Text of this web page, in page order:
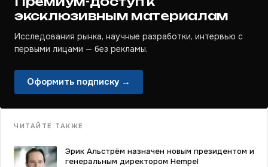
эксклюзивным материалам
Исследования рынка, научные разработки, интервью с
первыми лицами — без рекламы.
Оформить подписку →
ЧИТАЙТЕ ТАКЖЕ
Эрик Альстрём назначен новым президентом и
генеральным директором Hempel